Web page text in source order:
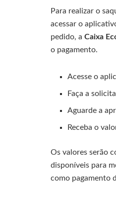
Para realizar o
acessar o
pedido, a Caixa
o pagamento.
Acesse o
Faça a
Aguarde a
Receba o
Os valores serão
disponíveis para
como pagamento